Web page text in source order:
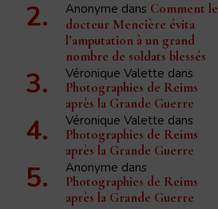
Anonyme dans Comment le
docteur Mencière évita
l’amputation à un grand
nombre de soldats blessés
Véronique Valette dans
Photographies de Reims
après la Grande Guerre
Véronique Valette dans
Photographies de Reims
après la Grande Guerre
Anonyme dans
Photographies de Reims
après la Grande Guerre